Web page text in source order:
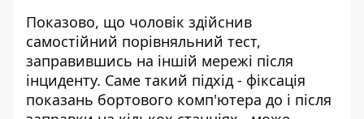
Показово, що чоловік здійснив
самостійний порівняльний тест,
заправившись на іншій мережі після
інциденту. Саме такий підхід - фіксація
показань бортового комп'ютера до і після